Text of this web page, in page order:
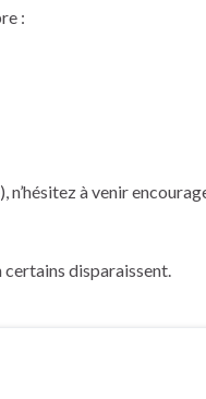
:
à venir
certains disparaissent.